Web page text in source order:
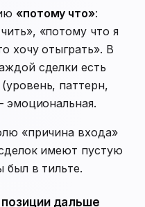
«потому что»:
«потому что я
хочу отыграть». В
сделки есть
паттерн,
эмоциональная.
«причина входа»
имеют пустую
был в тильте.
дальше